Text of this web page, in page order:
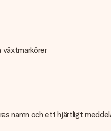
växtmarkörer
namn och ett hjärtligt